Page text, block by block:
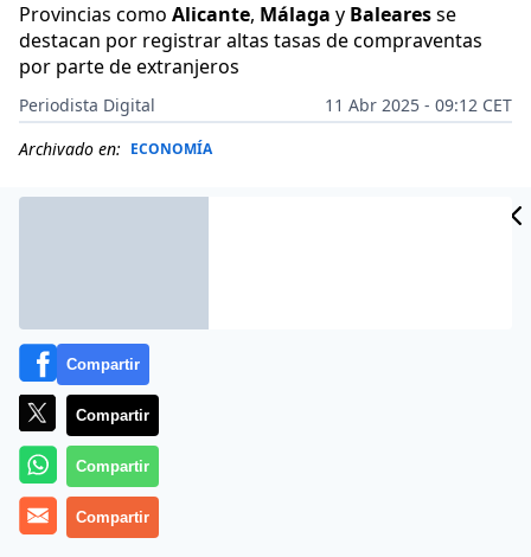
Provincias como Alicante, Málaga y Balearesse
destacan por registrar altas tasas de compraventas
por parte de extranjeros
Periodista Digital
11 Abr 2025 - 09:12 CET
Archivado en: ECONOMÍA
El mercado inmobiliario español sigue
Compartir
Compartir
Compartir
Compartir